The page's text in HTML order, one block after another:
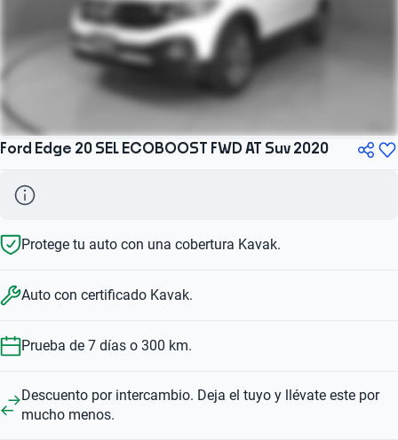
Ford Edge 20 SEL ECOBOOST FWD AT Suv 2020
Protege tu auto con una cobertura Kavak.
Auto con certificado Kavak.
Prueba de 7 días o 300 km.
Descuento por intercambio. Deja el tuyo y llévate este por
mucho menos.